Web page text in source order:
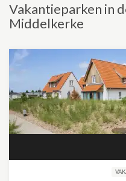
Vakantieparken in
Middelkerke